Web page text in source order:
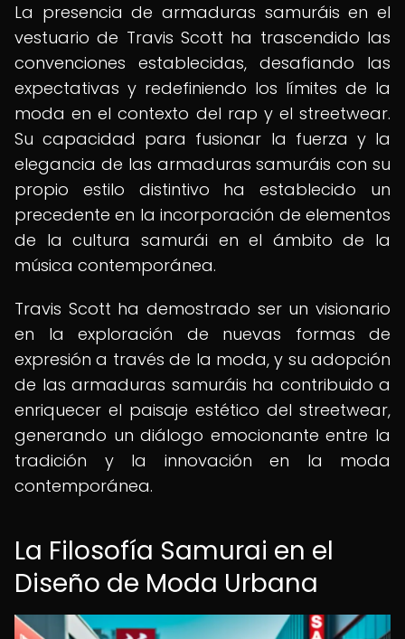
La presencia de armaduras samuráis en el
vestuario de Travis Scott ha trascendido las
convenciones establecidas, desafiando las
expectativas y redefiniendo los límites de la
moda en el contexto del rap y el streetwear.
Su capacidad para fusionar la fuerza y la
elegancia de las armaduras samuráis con su
propio estilo distintivo ha establecido un
precedente en la incorporación de elementos
de la cultura samurái en el ámbito de la
música contemporánea.
Travis Scott ha demostrado ser un visionario
en la exploración de nuevas formas de
expresión a través de la moda, y su adopción
de las armaduras samuráis ha contribuido a
enriquecer el paisaje estético del streetwear,
generando un diálogo emocionante entre la
tradición y la innovación en la moda
contemporánea.
La Filosofía Samurai en el
Diseño de Moda Urbana